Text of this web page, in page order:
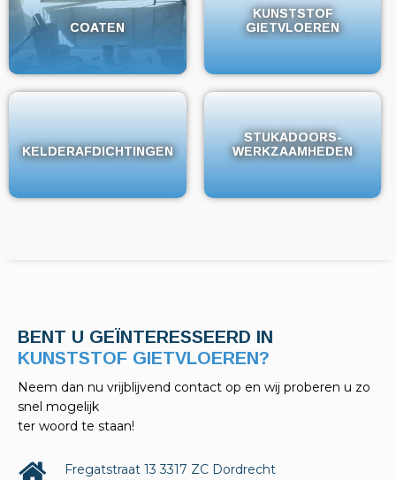
COATEN
COATEN
KUNSTSTOF
GIETVLOEREN
KUNSTSTOF
GIETVLOEREN
KELDERAFDICHTINGEN
KELDERAFDICHTINGEN
STUKADOORS-
WERKZAAMHEDEN
STUKADOORS-
WERKZAAMHEDEN
BENT U GEÏNTERESSEERD IN
KELDERAFDICHTINGEN?
Neem dan nu vrijblijvend contact op en wij proberen u zo
snel mogelijk
ter woord te staan!
Fregatstraat 13 3317 ZC Dordrecht